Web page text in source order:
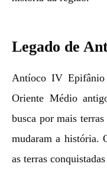
Legado de
Antíoco IV Epifânio
Oriente Médio
busca por mais
mudaram a história.
as terras